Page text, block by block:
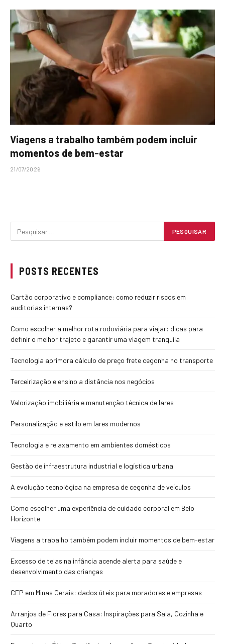
Viagens a trabalho também podem incluir
momentos de bem-estar
21/07/2026
POSTS RECENTES
Cartão corporativo e compliance: como reduzir riscos em
auditorias internas?
Como escolher a melhor rota rodoviária para viajar: dicas para
definir o melhor trajeto e garantir uma viagem tranquila
Tecnologia aprimora cálculo de preço frete cegonha no transporte
Terceirização e ensino a distância nos negócios
Valorização imobiliária e manutenção técnica de lares
Personalização e estilo em lares modernos
Tecnologia e relaxamento em ambientes domésticos
Gestão de infraestrutura industrial e logística urbana
A evolução tecnológica na empresa de cegonha de veículos
Como escolher uma experiência de cuidado corporal em Belo
Horizonte
Viagens a trabalho também podem incluir momentos de bem-estar
Excesso de telas na infância acende alerta para saúde e
desenvolvimento das crianças
CEP em Minas Gerais: dados úteis para moradores e empresas
Arranjos de Flores para Casa: Inspirações para Sala, Cozinha e
Quarto